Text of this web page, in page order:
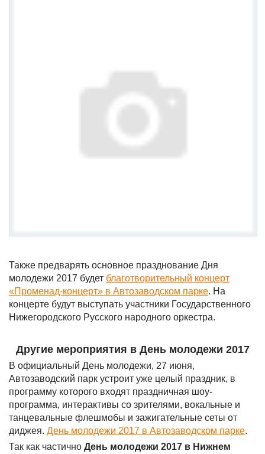
Также предварять основное празднование Дня
молодежи 2017 будет благотворительный концерт
«Променад-концерт» в Автозаводском парке. На
концерте будут выступать участники Государственного
Нижегородского Русского народного оркестра.
Другие мероприятия в День молодежи 2017
В официальный День молодежи, 27 июня,
Автозаводский парк устроит уже целый праздник, в
программу которого входят праздничная шоу-
программа, интерактивы со зрителями, вокальные и
танцевальные флешмобы и зажигательные сеты от
диджея. День молодежи 2017 в Автозаводском парке.
Так как частично День молодежи 2017 в Нижнем